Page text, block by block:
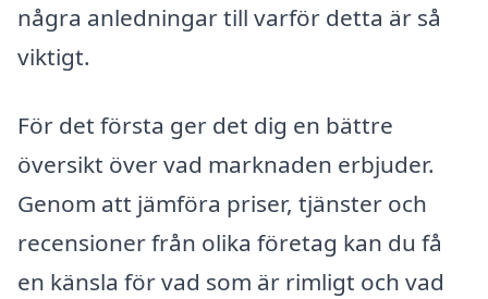
några anledningar till varför detta är så
viktigt.
För det första ger det dig en bättre
översikt över vad marknaden erbjuder.
Genom att jämföra priser, tjänster och
recensioner från olika företag kan du få
en känsla för vad som är rimligt och vad